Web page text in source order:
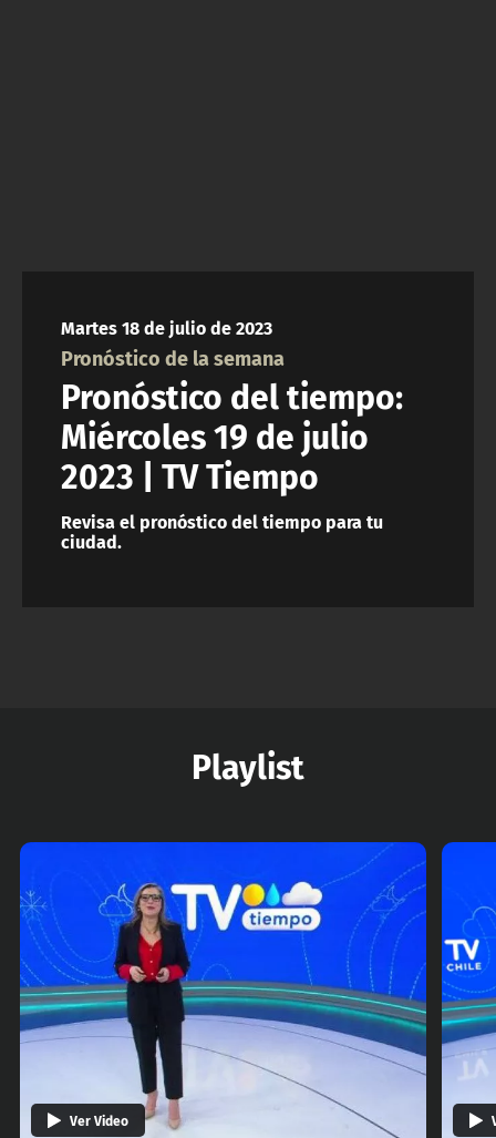
Martes 18 de julio de 2023
Pronóstico de la semana
Pronóstico del tiempo:
Miércoles 19 de julio
2023 | TV Tiempo
Revisa el pronóstico del tiempo para tu
ciudad.
Playlist
Ver Video